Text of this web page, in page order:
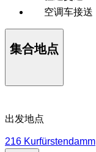
空调车接送
集合地点
出发地点
216